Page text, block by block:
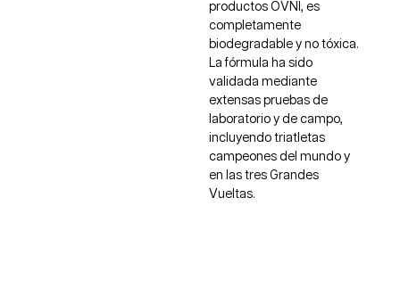
productos OVNI, es
completamente
biodegradable y no tóxica.
La fórmula ha sido
validada mediante
extensas pruebas de
laboratorio y de campo,
incluyendo triatletas
campeones del mundo y
en las tres Grandes
Vueltas.